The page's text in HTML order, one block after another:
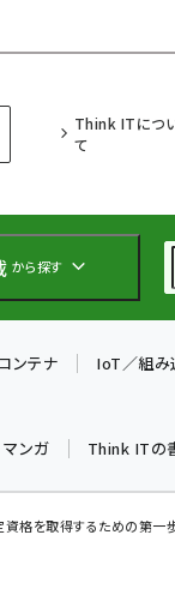
Think ITにつ
て
から探す
ンテナ IoT／組み
マンガ Think ITの
格を取得するための第一